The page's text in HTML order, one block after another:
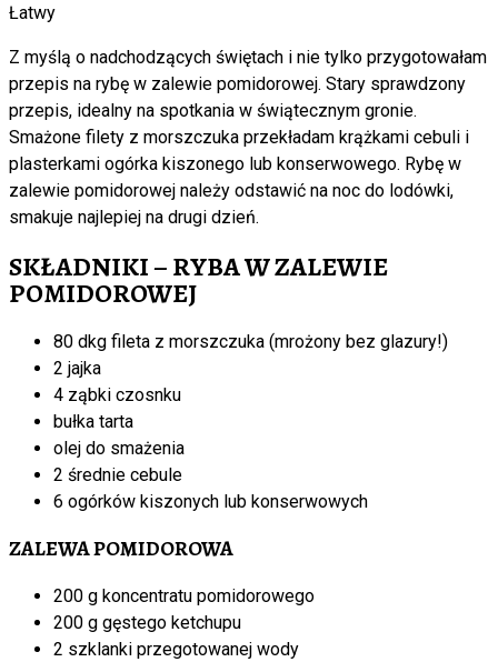
Łatwy
Z myślą o nadchodzących świętach i nie tylko przygotowałam
przepis na rybę w zalewie pomidorowej. Stary sprawdzony
przepis, idealny na spotkania w świątecznym gronie.
Smażone filety z morszczuka przekładam krążkami cebuli i
plasterkami ogórka kiszonego lub konserwowego. Rybę w
zalewie pomidorowej należy odstawić na noc do lodówki,
smakuje najlepiej na drugi dzień.
SKŁADNIKI – RYBA W ZALEWIE
POMIDOROWEJ
80 dkg fileta z morszczuka (mrożony bez glazury!)
2 jajka
4 ząbki czosnku
bułka tarta
olej do smażenia
2 średnie cebule
6 ogórków kiszonych lub konserwowych
ZALEWA POMIDOROWA
200 g koncentratu pomidorowego
200 g gęstego ketchupu
2 szklanki przegotowanej wody